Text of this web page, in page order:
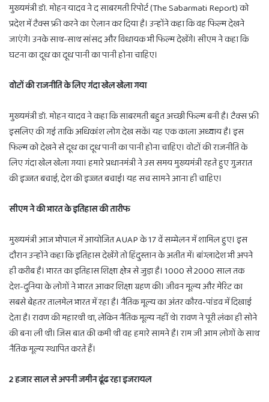
मुख्यमंत्री डॉ. मोहन यादव ने द साबरमती रिपोर्ट (The Sabarmati Report) को
प्रदेश में टैक्स फ्री करने का ऐलान कर दिया है। उन्होंने कहा कि वह फिल्म देखने
जाएंगे। उनके साथ-साथ सांसद और विधायक भी फिल्म देखेंगे। सीएम ने कहा कि
घटना का दूध का दूध पानी का पानी होना चाहिए।
वोटों की राजनीति के लिए गंदा खेल खेला गया
मुख्यमंत्री डॉ. मोहन यादव ने कहा कि साबरमती बहुत अच्छी फिल्म बनी है। टैक्स फ्री
इसलिए की गई ताकि अधिकांश लोग देख सकें। यह एक काला अध्याय है। इस
फिल्म को देखने से दूध का दूध पानी का पानी होना चाहिए। वोटों की राजनीति के
लिए गंदा खेल खेला गया। हमारे प्रधानमंत्री ने उस समय मुख्यमंत्री रहते हुए गुजरात
की इज्जत बचाई, देश की इज्जत बचाई। यह सच सामने आना ही चाहिए।
सीएम ने की भारत के इतिहास की तारीफ
मुख्यमंत्री आज भोपाल में आयोजित AUAP के 17 वें सम्मेलन में शामिल हुए। इस
दौरान उन्होंने कहा कि इतिहास देखेंगे तो हिंदुस्तान के अतीत में। बांग्लादेश भी अपने
ही करीब है। भारत का इतिहास शिक्षा क्षेत्र से जुड़ा है। 1000 से 2000 साल तक
देश-दुनिया के लोगों ने भारत आकर शिक्षा ग्रहण की। जीवन मूल्य और मेरिट का
सबसे बेहतर तालमेल भारत में रहा है। नैतिक मूल्य का अंतर कौरव-पांडव में दिखाई
देता है। रावण की महारथी था, लेकिन नैतिक मूल्य नहीं थे। रावण ने पूरी लंका ही सोने
की बना ली थी। जिस बात की कमी थी वह हमारे सामने है। राम जी आम लोगों के साथ
नैतिक मूल्य स्थापित करते हैं।
2 हजार साल से अपनी जमीन ढूंढ रहा इजरायल